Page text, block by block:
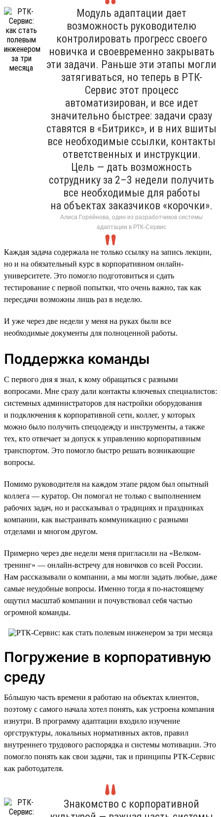
Модуль адаптации дает
возможность руководителю
контролировать прогресс своего
новичка и своевременно закрывать
эти задачи. Раньше эти этапы могли
затягиваться, но теперь в РТК-
Сервис этот процесс
автоматизирован, и все идет
значительно быстрее: задачи сразу
ставятся в «Битрикс», и в них вшиты
все необходимые ссылки, контакты
ответственных и инструкции.
Цель — дать возможность
сотруднику за 2–3 недели получить
все необходимые для работы
на объектах заказчиков «корочки».
Алиса Горяйнова, один из разработчиков системы
адаптации в РТК-Сервис
Каждая задача содержала не только ссылку на запись лекции,
но и на обязательный курс в корпоративном онлайн-
университете. Это помогло подготовиться и сдать
тестирование с первой попытки, что очень важно, так как
пересдачи возможны лишь раз в неделю.
И уже через две недели у меня на руках были все
необходимые документы для полноценной работы.
Поддержка команды
С первого дня я знал, к кому обращаться с разными
вопросами. Мне сразу дали контакты ключевых специалистов:
системных администраторов для настройки оборудования
и подключения к корпоративной сети, коллег, у которых
можно было получить спецодежду и инструменты, а также
тех, кто отвечает за допуск к управлению корпоративным
транспортом. Это помогло быстро решать возникающие
вопросы.
Помимо руководителя на каждом этапе рядом был опытный
коллега — куратор. Он помогал не только с выполнением
рабочих задач, но и рассказывал о традициях и праздниках
компании, как выстраивать коммуникацию с разными
отделами и многом другом.
Примерно через две недели меня пригласили на «Велком-
тренинг» — онлайн-встречу для новичков со всей России.
Нам рассказывали о компании, а мы могли задать любые, даже
самые неудобные вопросы. Именно тогда я по-настоящему
ощутил масштаб компании и почувствовал себя частью
огромной команды.
Погружение в корпоративную
среду
Бóльшую часть времени я работаю на объектах клиентов,
поэтому с самого начала хотел понять, как устроена компания
изнутри. В программу адаптации входило изучение
оргструктуры, локальных нормативных актов, правил
внутреннего трудового распорядка и системы мотивации. Это
помогло понять как свои задачи, так и принципы РТК-Сервис
как работодателя.
Знакомство с корпоративной